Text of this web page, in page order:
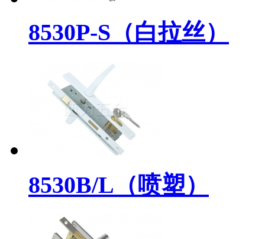
8530P-S（白拉丝）
8530B/L（喷塑）